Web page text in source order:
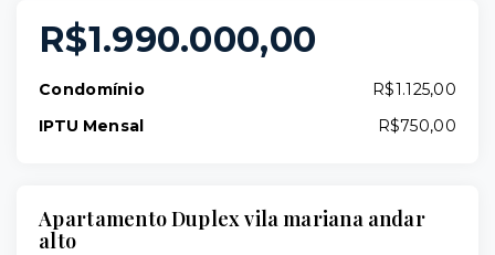
R$1.990.000,00
Condomínio
R$1.125,00
IPTU Mensal
R$750,00
Apartamento Duplex vila mariana andar
alto